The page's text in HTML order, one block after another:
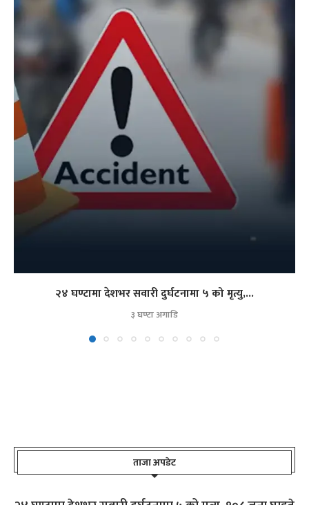
२४ घण्टामा देशभर सवारी दुर्घटनामा ५ को मृत्यु,...
३ घण्टा अगाडि
ताजा अपडेट